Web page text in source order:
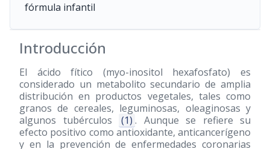
fórmula infantil
Introducción
El ácido fítico (myo-inositol hexafosfato) es
considerado un metabolito secundario de amplia
distribución en productos vegetales, tales como
granos de cereales, leguminosas, oleaginosas y
algunos tubérculos
(1) . Aunque se refiere su
efecto positivo como antioxidante, anticancerígeno
y en la prevención de enfermedades coronarias